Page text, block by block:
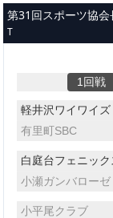
メインコンテンツ
第31回スポーツ協
T
1回戦
軽井沢ワイワイズ
有里町SBC
白庭台フェニック
小瀬ガンバローゼ
小平尾クラブ